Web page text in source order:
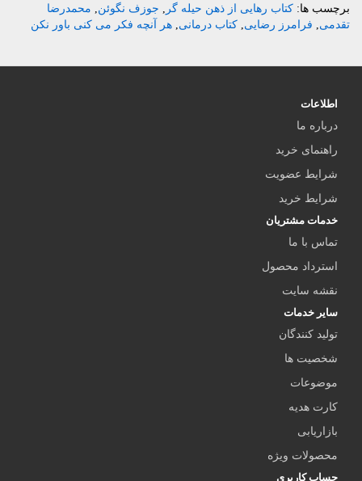
برچسب ها: کتاب رهایی از ذهن حیله گر , جوزف نگوئن, محمدرضا
تقدمی, فرامرز رضایی, کتاب درمانی, هر آنچه فکر می کنی باور نکن
اطلاعات
درباره ما
راهنمای خرید
شرایط عضویت
شرایط خرید
خدمات مشتریان
تماس با ما
استرداد محصول
نقشه سایت
سایر خدمات
تولید کنندگان
شخصیت ها
موضوعات
کارت هدیه
بازاریابی
محصولات ویژه
حساب کاربری